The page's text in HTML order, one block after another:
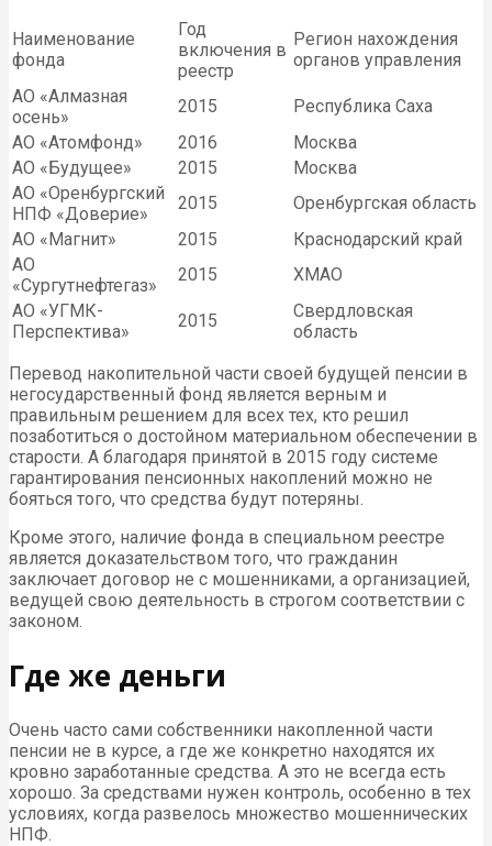
Наименование
фонда
Год
включения в
реестр
Регион нахождения
органов управления
АО «Алмазная
осень»
2015
Республика Саха
АО «Атомфонд»
2016
Москва
АО «Будущее»
2015
Москва
АО «Оренбургский
НПФ «Доверие»
2015
Оренбургская область
АО «Магнит»
2015
Краснодарский край
АО
«Сургутнефтегаз»
2015
ХМАО
АО «УГМК-
Перспектива»
2015
Свердловская
область
Перевод накопительной части своей будущей пенсии в
негосударственный фонд является верным и
правильным решением для всех тех, кто решил
позаботиться о достойном материальном обеспечении в
старости. А благодаря принятой в 2015 году системе
гарантирования пенсионных накоплений можно не
бояться того, что средства будут потеряны.
Кроме этого, наличие фонда в специальном реестре
является доказательством того, что гражданин
заключает договор не с мошенниками, а организацией,
ведущей свою деятельность в строгом соответствии с
законом.
Где же деньги
Очень часто сами собственники накопленной части
пенсии не в курсе, а где же конкретно находятся их
кровно заработанные средства. А это не всегда есть
хорошо. За средствами нужен контроль, особенно в тех
условиях, когда развелось множество мошеннических
НПФ.